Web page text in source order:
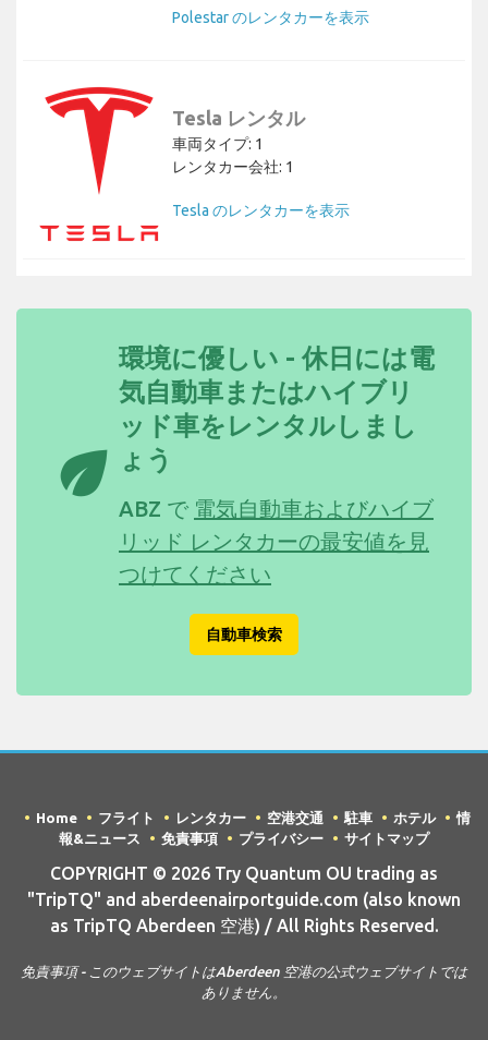
Polestar のレンタカーを表示
Tesla レンタル
車両タイプ: 1
レンタカー会社: 1
Tesla のレンタカーを表示
eco
環境に優しい - 休日には電
気自動車またはハイブリ
ッド車をレンタルしまし
ょう
ABZ で 電気自動車およびハイブ
リッド レンタカーの最安値を見
つけてください
自動車検索
Home フライト レンタカー 空港交通 駐車 ホテル
情
報&ニュース
免責事項 プライバシー サイトマップ
COPYRIGHT © 2026 Try Quantum OU trading as
"TripTQ" and aberdeenairportguide.com (also known
as TripTQ Aberdeen 空港) / All Rights Reserved.
免責事項 - このウェブサイトはAberdeen 空港の公式ウェブサイトでは
ありません。